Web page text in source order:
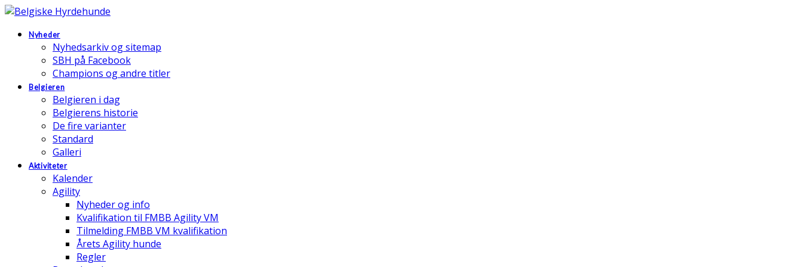
Nyheder
Nyhedsarkiv og sitemap
SBH på Facebook
Champions og andre titler
Belgieren
Belgieren i dag
Belgierens historie
De fire varianter
Standard
Galleri
Aktiviteter
Kalender
Agility
Nyheder og info
Kvalifikation til FMBB Agility VM
Tilmelding FMBB VM kvalifikation
Årets Agility hunde
Regler